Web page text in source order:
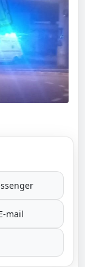
mail